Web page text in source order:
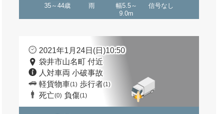
35～44歳 雨
幅5.5～
9.0m
信号なし
2021年1月24日(日)10:50
袋井市山名町 付近
人対車両 小破事故
軽貨物車(1) 歩行者(1)
死亡(0) 負傷(1)